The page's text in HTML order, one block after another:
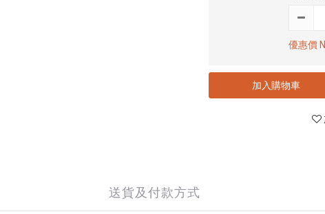
優惠價
加入購物車
送貨及付款方式